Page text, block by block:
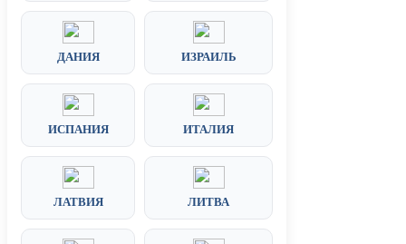
ДАНИЯ ИЗРАИЛЬ
ИСПАНИЯ ИТАЛИЯ
ЛАТВИЯ ЛИТВА